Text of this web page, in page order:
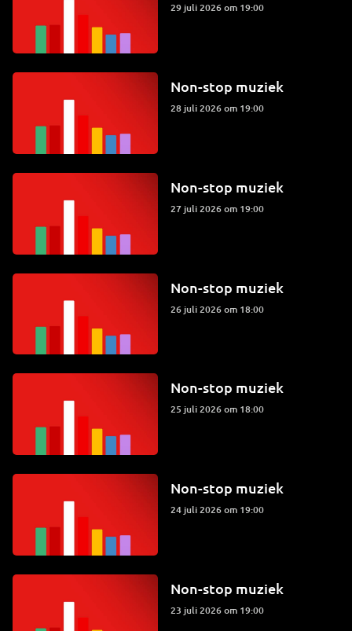
29 juli 2026 om 19:00
Non-stop muziek
28 juli 2026 om 19:00
Non-stop muziek
27 juli 2026 om 19:00
Non-stop muziek
26 juli 2026 om 18:00
Non-stop muziek
25 juli 2026 om 18:00
Non-stop muziek
24 juli 2026 om 19:00
Non-stop muziek
23 juli 2026 om 19:00